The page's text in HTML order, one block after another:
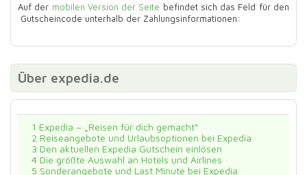
Auf der mobilen Version der Seite befindet sich das Feld für den
Gutscheincode unterhalb der Zahlungsinformationen:
Über expedia.de
1 Expedia – „Reisen für dich gemacht“
2 Reiseangebote und Urlaubsoptionen bei Expedia
3 Den aktuellen Expedia Gutschein einlösen
4 Die größte Auswahl an Hotels und Airlines
5 Sonderangebote und Last Minute bei Expedia